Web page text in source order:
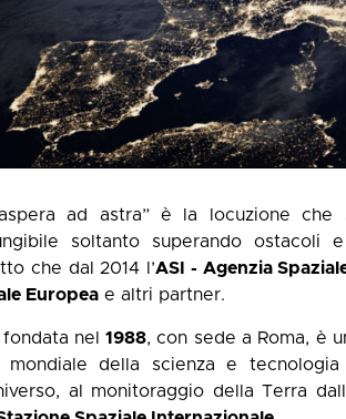
ad astra” è la locuzione
soltanto superando ostacoli
che dal 2014 l’ASI - Agenzia
Europea e altri partner.
fondata nel1988, con sede a Roma, è
mondiale della scienza e
al monitoraggio della Terra